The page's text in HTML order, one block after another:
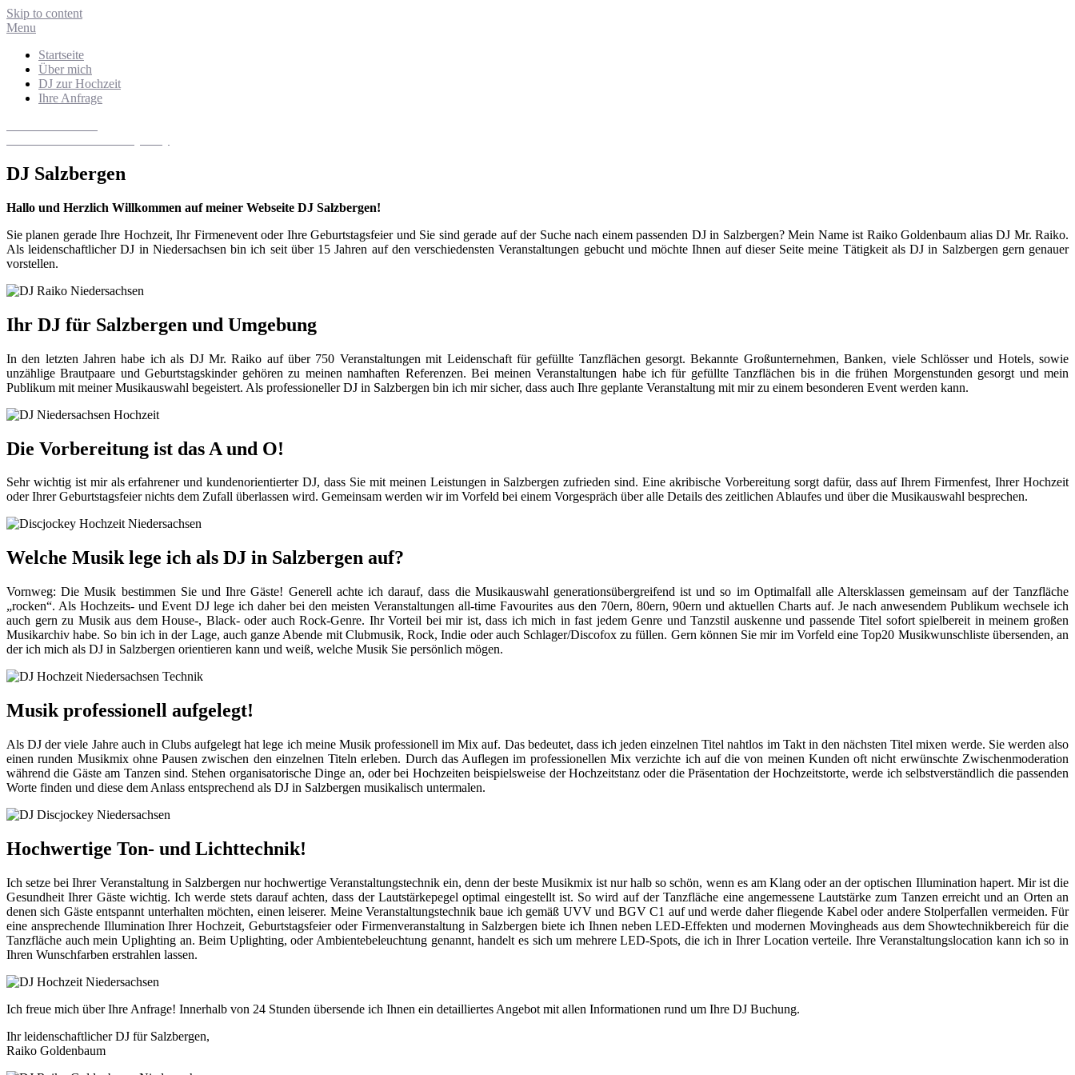
Skip to content
Menu
Startseite
Über mich
DJ zur Hochzeit
Ihre Anfrage
DJ Salzbergen
Hallo und Herzlich Willkommen auf meiner Webseite DJ Salzbergen!
Sie planen gerade Ihre Hochzeit, Ihr Firmenevent oder Ihre Geburtstagsfeier und Sie sind gerade auf der Suche nach einem passenden DJ in Salzbergen? Mein Name ist Raiko Goldenbaum alias DJ Mr. Raiko.
Als leidenschaftlicher DJ in Niedersachsen bin ich seit über 15 Jahren auf den verschiedensten Veranstaltungen gebucht und möchte Ihnen auf dieser Seite meine Tätigkeit als DJ in Salzbergen gern genauer
vorstellen.
Ihr DJ für Salzbergen und Umgebung
In den letzten Jahren habe ich als DJ Mr. Raiko auf über 750 Veranstaltungen mit Leidenschaft für gefüllte Tanzflächen gesorgt. Bekannte Großunternehmen, Banken, viele Schlösser und Hotels, sowie
unzählige Brautpaare und Geburtstagskinder gehören zu meinen namhaften Referenzen. Bei meinen Veranstaltungen habe ich für gefüllte Tanzflächen bis in die frühen Morgenstunden gesorgt und mein
Publikum mit meiner Musikauswahl begeistert. Als professioneller DJ in Salzbergen bin ich mir sicher, dass auch Ihre geplante Veranstaltung mit mir zu einem besonderen Event werden kann.
Die Vorbereitung ist das A und O!
Sehr wichtig ist mir als erfahrener und kundenorientierter DJ, dass Sie mit meinen Leistungen in Salzbergen zufrieden sind. Eine akribische Vorbereitung sorgt dafür, dass auf Ihrem Firmenfest, Ihrer Hochzeit
oder Ihrer Geburtstagsfeier nichts dem Zufall überlassen wird. Gemeinsam werden wir im Vorfeld bei einem Vorgespräch über alle Details des zeitlichen Ablaufes und über die Musikauswahl besprechen.
Welche Musik lege ich als DJ in Salzbergen auf?
Vornweg: Die Musik bestimmen Sie und Ihre Gäste! Generell achte ich darauf, dass die Musikauswahl generationsübergreifend ist und so im Optimalfall alle Altersklassen gemeinsam auf der Tanzfläche
„rocken“. Als Hochzeits- und Event DJ lege ich daher bei den meisten Veranstaltungen all-time Favourites aus den 70ern, 80ern, 90ern und aktuellen Charts auf. Je nach anwesendem Publikum wechsele ich
auch gern zu Musik aus dem House-, Black- oder auch Rock-Genre. Ihr Vorteil bei mir ist, dass ich mich in fast jedem Genre und Tanzstil auskenne und passende Titel sofort spielbereit in meinem großen
Musikarchiv habe. So bin ich in der Lage, auch ganze Abende mit Clubmusik, Rock, Indie oder auch Schlager/Discofox zu füllen. Gern können Sie mir im Vorfeld eine Top20 Musikwunschliste übersenden, an
der ich mich als DJ in Salzbergen orientieren kann und weiß, welche Musik Sie persönlich mögen.
Musik professionell aufgelegt!
Als DJ der viele Jahre auch in Clubs aufgelegt hat lege ich meine Musik professionell im Mix auf. Das bedeutet, dass ich jeden einzelnen Titel nahtlos im Takt in den nächsten Titel mixen werde. Sie werden also
einen runden Musikmix ohne Pausen zwischen den einzelnen Titeln erleben. Durch das Auflegen im professionellen Mix verzichte ich auf die von meinen Kunden oft nicht erwünschte Zwischenmoderation
während die Gäste am Tanzen sind. Stehen organisatorische Dinge an, oder bei Hochzeiten beispielsweise der Hochzeitstanz oder die Präsentation der Hochzeitstorte, werde ich selbstverständlich die passenden
Worte finden und diese dem Anlass entsprechend als DJ in Salzbergen musikalisch untermalen.
Hochwertige Ton- und Lichttechnik!
Ich setze bei Ihrer Veranstaltung in Salzbergen nur hochwertige Veranstaltungstechnik ein, denn der beste Musikmix ist nur halb so schön, wenn es am Klang oder an der optischen Illumination hapert. Mir ist die
Gesundheit Ihrer Gäste wichtig. Ich werde stets darauf achten, dass der Lautstärkepegel optimal eingestellt ist. So wird auf der Tanzfläche eine angemessene Lautstärke zum Tanzen erreicht und an Orten an
denen sich Gäste entspannt unterhalten möchten, einen leiserer. Meine Veranstaltungstechnik baue ich gemäß UVV und BGV C1 auf und werde daher fliegende Kabel oder andere Stolperfallen vermeiden. Für
eine ansprechende Illumination Ihrer Hochzeit, Geburtstagsfeier oder Firmenveranstaltung in Salzbergen biete ich Ihnen neben LED-Effekten und modernen Movingheads aus dem Showtechnikbereich für die
Tanzfläche auch mein Uplighting an. Beim Uplighting, oder Ambientebeleuchtung genannt, handelt es sich um mehrere LED-Spots, die ich in Ihrer Location verteile. Ihre Veranstaltungslocation kann ich so in
Ihren Wunschfarben erstrahlen lassen.
Ich freue mich über Ihre Anfrage! Innerhalb von 24 Stunden übersende ich Ihnen ein detailliertes Angebot mit allen Informationen rund um Ihre DJ Buchung.
Ihr leidenschaftlicher DJ für Salzbergen,
Raiko Goldenbaum